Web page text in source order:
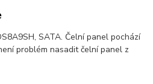
SATA. Čelní panel pochází
problém nasadit čelní panel z